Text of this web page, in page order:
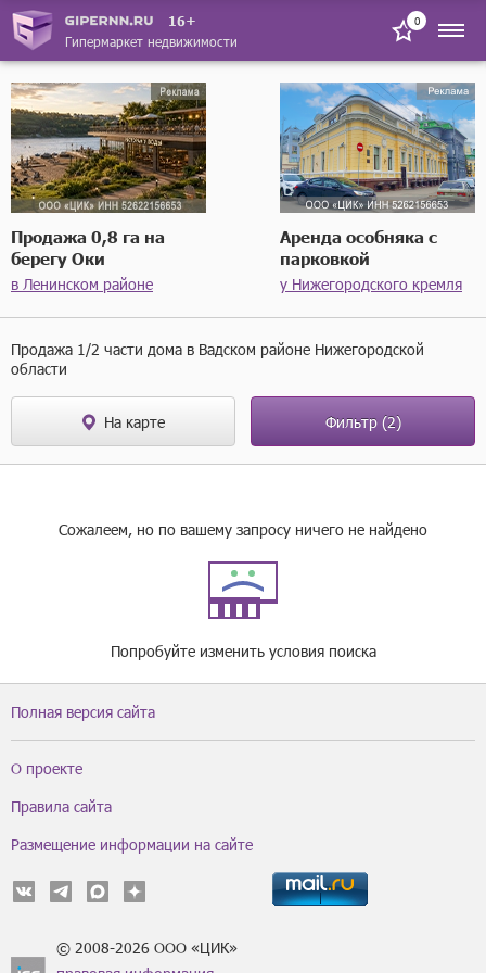
16+
Гипермаркет недвижимости
0
Продажа 0,8 га на
берегу Оки
в Ленинском районе
Аренда особняка с
парковкой
у Нижегородского кремля
Продажа 1/2 части дома в Вадском районе Нижегородской
области
На карте Фильтр(2)
Сожалеем, но по вашему запросу ничего не найдено
Попробуйте изменить условия поиска
Полная версия сайта
О проекте
Правила сайта
Размещение информации на сайте
© 2008-2026 ООО «ЦИК»